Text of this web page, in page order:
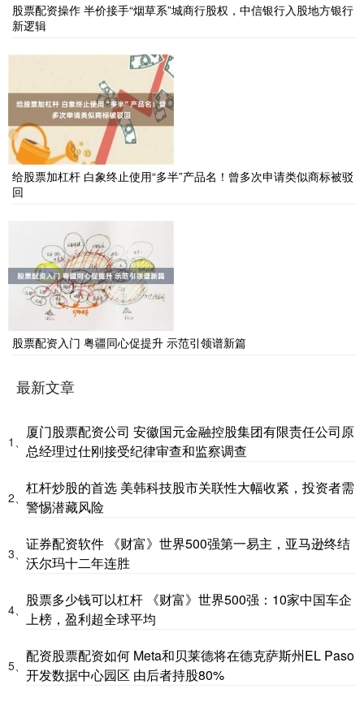
股票配资操作 半价接手“烟草系”城商行股权，中信银行入股地方银行
新逻辑
给股票加杠杆 白象终止使用“多半”产品名！曾多次申请类似商标被驳
回
股票配资入门 粤疆同心促提升 示范引领谱新篇
最新文章
1、
厦门股票配资公司 安徽国元金融控股集团有限责任公司原
总经理过仕刚接受纪律审查和监察调查
2、
杠杆炒股的首选 美韩科技股市关联性大幅收紧，投资者需
警惕潜藏风险
3、
证券配资软件 《财富》世界500强第一易主，亚马逊终结
沃尔玛十二年连胜
4、
股票多少钱可以杠杆 《财富》世界500强：10家中国车企
上榜，盈利超全球平均
5、
配资股票配资如何 Meta和贝莱德将在德克萨斯州EL Paso
开发数据中心园区 由后者持股80%